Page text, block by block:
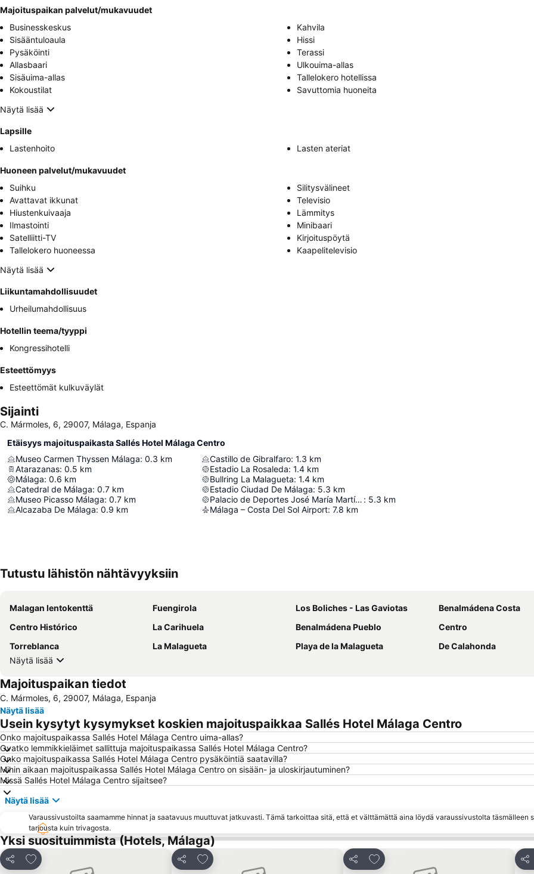
Majoituspaikan palvelut/mukavuudet
Businesskeskus
Kahvila
Sisääntuloaula
Hissi
Pysäköinti
Terassi
Allasbaari
Ulkouima-allas
Sisäuima-allas
Tallelokero hotellissa
Kokoustilat
Savuttomia huoneita
Näytä lisää
Lapsille
Lastenhoito
Lasten ateriat
Huoneen palvelut/mukavuudet
Suihku
Silitysvälineet
Avattavat ikkunat
Televisio
Hiustenkuivaaja
Lämmitys
Ilmastointi
Minibaari
Satelliitti-TV
Kirjoituspöytä
Tallelokero huoneessa
Kaapelitelevisio
Näytä lisää
Liikuntamahdollisuudet
Urheilumahdollisuus
Hotellin teema/tyyppi
Kongressihotelli
Esteettömyys
Esteettömät kulkuväylät
Sijainti
C. Mármoles, 6, 29007, Málaga, Espanja
Etäisyys majoituspaikasta Sallés Hotel Málaga Centro
Museo Carmen Thyssen Málaga: 0.3 km
Atarazanas: 0.5 km
Málaga: 0.6 km
Catedral de Málaga: 0.7 km
Museo Picasso Málaga: 0.7 km
Alcazaba De Málaga: 0.9 km
Castillo de Gibralfaro: 1.3 km
Estadio La Rosaleda: 1.4 km
Bullring La Malagueta: 1.4 km
Estadio Ciudad De Málaga: 5.3 km
Palacio de Deportes José María Martín Carpena : 5.3 km
Málaga – Costa Del Sol Airport: 7.8 km
Tutustu lähistön nähtävyyksiin
Malagan lentokenttä Fuengirola Los Boliches - Las Gaviotas
Benalmádena Costa
Centro Histórico
La Carihuela Benalmádena Pueblo
Centro
Torreblanca
La Malagueta Playa de la Malagueta
De Calahonda
Näytä lisää
Majoituspaikan tiedot
C. Mármoles, 6, 29007, Málaga, Espanja
Näytä lisää
Usein kysytyt kysymykset koskien majoituspaikkaa Sallés Hotel Málaga Centro
Onko majoituspaikassa Sallés Hotel Málaga Centro uima-allas?
Ovatko lemmikkieläimet sallittuja majoituspaikassa Sallés Hotel Málaga Centro?
Onko majoituspaikassa Sallés Hotel Málaga Centro pysäköintiä saatavilla?
Mihin aikaan majoituspaikassa Sallés Hotel Málaga Centro on sisään- ja uloskirjautuminen?
Missä Sallés Hotel Málaga Centro sijaitsee?
Näytä lisää
Varaussivustoilta saamamme hinnat ja saatavuus muuttuvat jatkuvasti. Tämä tarkoittaa sitä, että et välttämättä aina löydä varaussivustolta täsmälleen
tarjousta kuin trivagosta.
Yksi suosituimmista (Hotels, Málaga)
Jaa
Lisää suosikkeihin
Jaa
Lisää suosikkeihin
Jaa
Lisää suosikkeihin
Jaa